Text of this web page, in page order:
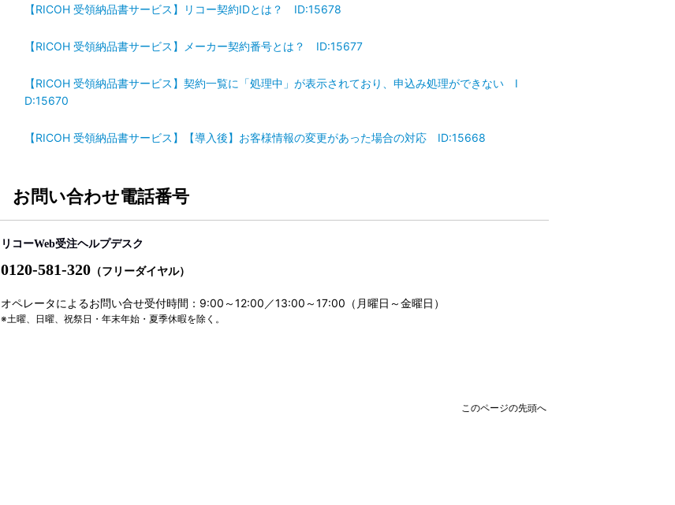
【RICOH 受領納品書サービス】リコー契約IDとは？ ID:15678
【RICOH 受領納品書サービス】メーカー契約番号とは？ ID:15677
【RICOH 受領納品書サービス】契約一覧に「処理中」が表示されており、申込み処理ができない I
D:15670
【RICOH 受領納品書サービス】【導入後】お客様情報の変更があった場合の対応 ID:15668
お問い合わせ電話番号
リコーWeb受注ヘルプデスク
0120-581-320 （フリーダイヤル）
オペレータによるお問い合せ受付時間：9:00～12:00／13:00～17:00（月曜日～金曜日）
※土曜、日曜、祝祭日・年末年始・夏季休暇を除く。
このページの先頭へ